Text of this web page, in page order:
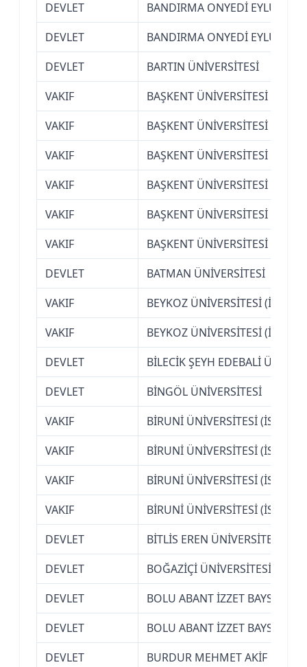
DEVLET
BANDIRMA ONYEDİ EYLÜL
DEVLET
BANDIRMA ONYEDİ EYLÜL
DEVLET
BARTIN ÜNİVERSİTESİ
VAKIF
BAŞKENT ÜNİVERSİTESİ
VAKIF
BAŞKENT ÜNİVERSİTESİ
VAKIF
BAŞKENT ÜNİVERSİTESİ
VAKIF
BAŞKENT ÜNİVERSİTESİ
VAKIF
BAŞKENT ÜNİVERSİTESİ
VAKIF
BAŞKENT ÜNİVERSİTESİ
DEVLET
BATMAN ÜNİVERSİTESİ
VAKIF
BEYKOZ ÜNİVERSİTESİ
VAKIF
BEYKOZ ÜNİVERSİTESİ
DEVLET
BİLECİK ŞEYH EDEBALİ
DEVLET
BİNGÖL ÜNİVERSİTESİ
VAKIF
BİRUNİ ÜNİVERSİTESİ
VAKIF
BİRUNİ ÜNİVERSİTESİ
VAKIF
BİRUNİ ÜNİVERSİTESİ
VAKIF
BİRUNİ ÜNİVERSİTESİ
DEVLET
BİTLİS EREN ÜNİVERSİTESİ
DEVLET
BOĞAZİÇİ ÜNİVERSİTESİ
DEVLET
BOLU ABANT İZZET BAYSAL
DEVLET
BOLU ABANT İZZET BAYSAL
DEVLET
BURDUR MEHMET AKİF